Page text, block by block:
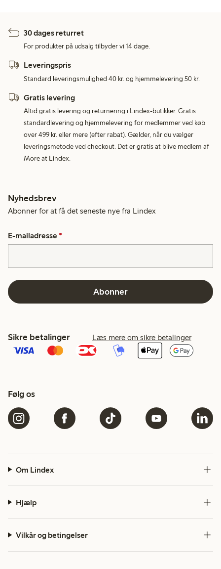
30 dages returret
For produkter på udsalg tilbyder vi 14 dage.
Leveringspris
Standard leveringsmulighed 40 kr. og hjemmelevering 50 kr.
Gratis levering
Altid gratis levering og returnering i Lindex-butikker. Gratis
standardlevering og hjemmelevering for medlemmer ved køb
over 499 kr. eller mere (efter rabat). Gælder, når du vælger
leveringsmetode ved checkout. Det er gratis at blive medlem af
More at Lindex.
Nyhedsbrev
Abonner for at få det seneste nye fra Lindex
E-mailadresse *
Abonner
Sikre betalinger Læs mere om sikre betalinger
Følg os
Om Lindex
Hjælp
Vilkår og betingelser